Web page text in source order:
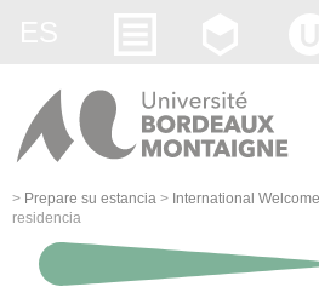
> Prepare su estancia > International
residencia